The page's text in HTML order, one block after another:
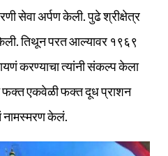
चरणी सेवा अर्पण केली. पुढे श्रीक्षेत्र
तिथून परत आल्यावर १९६९
करण्याचा त्यांनी संकल्प केला
फक्‍त एकवेळी फक्‍त दूध प्राशन
नामस्मरण केलं.